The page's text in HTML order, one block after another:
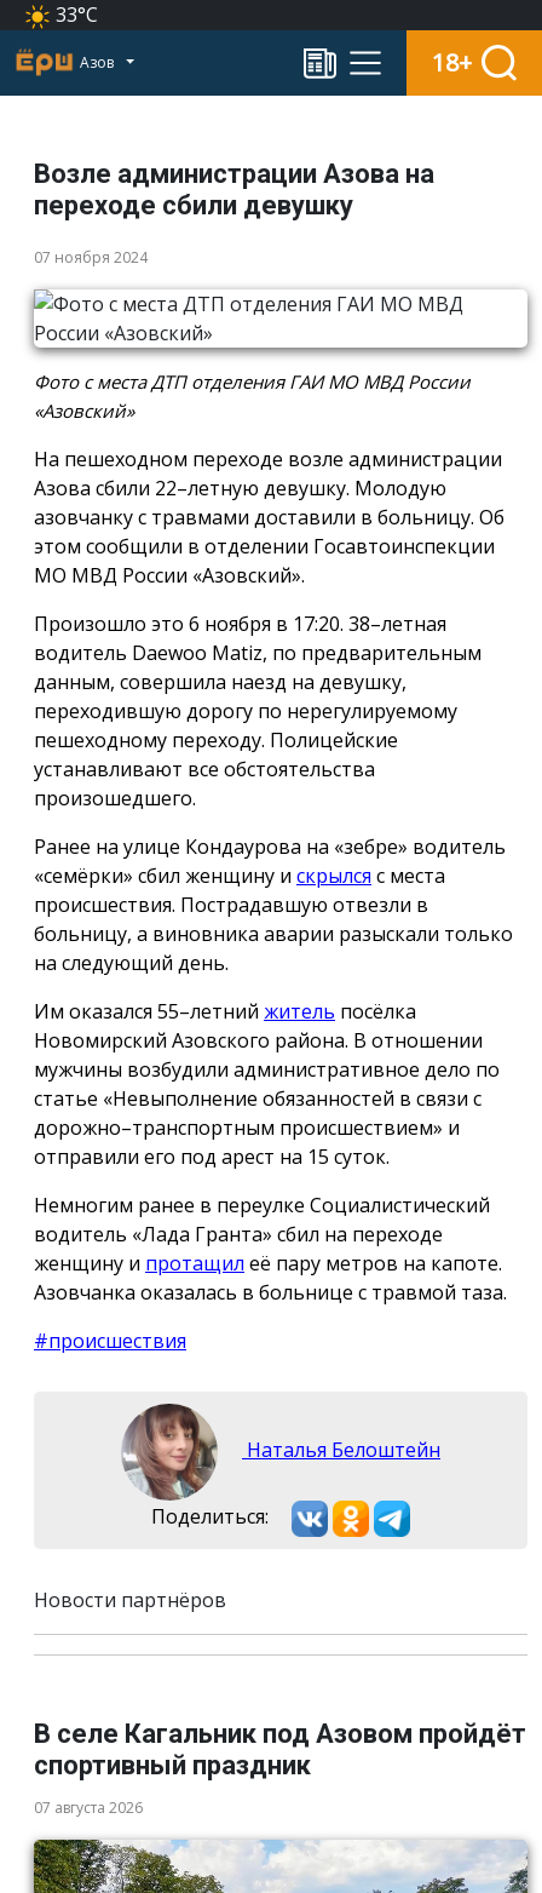
33°C
Азов 18+
Возле администрации Азова на
переходе сбили девушку
07 ноября 2024
Фото с места ДТП отделения ГАИ МО МВД России
«Азовский»
На пешеходном переходе возле администрации
Азова сбили 22–летную девушку. Молодую
азовчанку с травмами доставили в больницу. Об
этом сообщили в отделении Госавтоинспекции
МО МВД России «Азовский».
Произошло это 6 ноября в 17:20. 38–летная
водитель Daewoo Matiz, по предварительным
данным, совершила наезд на девушку,
переходившую дорогу по нерегулируемому
пешеходному переходу. Полицейские
устанавливают все обстоятельства
произошедшего.
Ранее на улице Кондаурова на «зебре» водитель
«семёрки» сбил женщину и скрылся с места
происшествия. Пострадавшую отвезли в
больницу, а виновника аварии разыскали только
на следующий день.
Им оказался 55–летний житель посёлка
Новомирский Азовского района. В отношении
мужчины возбудили административное дело по
статье «Невыполнение обязанностей в связи с
дорожно–транспортным происшествием» и
отправили его под арест на 15 суток.
Немногим ранее в переулке Социалистический
водитель «Лада Гранта» сбил на переходе
женщину и протащил её пару метров на капоте.
Азовчанка оказалась в больнице с травмой таза.
#происшествия
Наталья Белоштейн
Поделиться:
Новости партнёров
В селе Кагальник под Азовом пройдёт
спортивный праздник
07 августа 2026